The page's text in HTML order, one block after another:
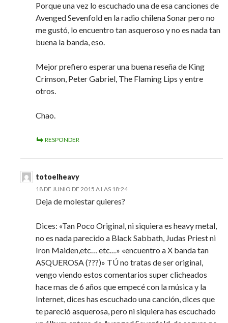
Porque una vez lo escuchado una de esa canciones de
Avenged Sevenfold en la radio chilena Sonar pero no
me gustó, lo encuentro tan asqueroso y no es nada tan
buena la banda, eso.
Mejor prefiero esperar una buena reseña de King
Crimson, Peter Gabriel, The Flaming Lips y entre
otros.
Chao.
RESPONDER
totoelheavy
18 DE JUNIO DE 2015 A LAS 18:24
Deja de molestar quieres?
Dices: «Tan Poco Original, ni siquiera es heavy metal,
no es nada parecido a Black Sabbath, Judas Priest ni
Iron Maiden,etc… etc…» «encuentro a X banda tan
ASQUEROSA (???)» TÚ no tratas de ser original,
vengo viendo estos comentarios super clicheados
hace mas de 6 años que empecé con la música y la
Internet, dices has escuchado una canción, dices que
te pareció asquerosa, pero ni siquiera has escuchado